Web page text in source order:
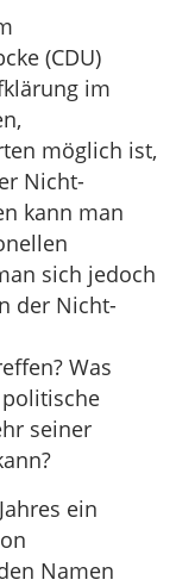
(CDU)
im
möglich ist,
Nicht-
kann man
sich jedoch
der Nicht-
Was
seiner
ein
Namen